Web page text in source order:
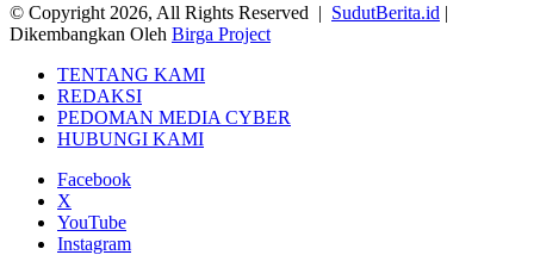
© Copyright 2026, All Rights Reserved | SudutBerita.id |
Dikembangkan Oleh Birga Project
TENTANG KAMI
REDAKSI
PEDOMAN MEDIA CYBER
HUBUNGI KAMI
Facebook
X
YouTube
Instagram